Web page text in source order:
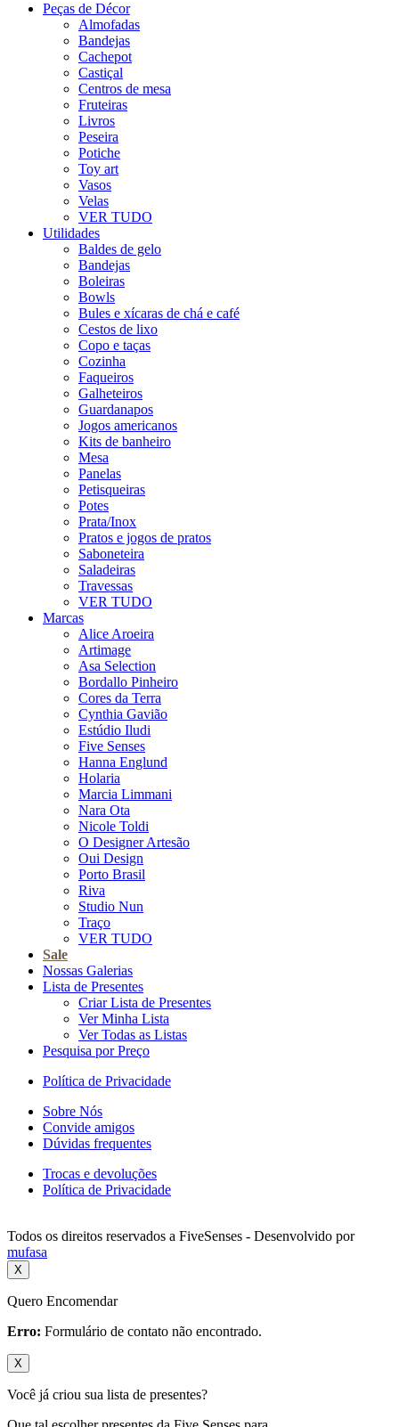
Peças de Décor
Almofadas
Bandejas
Cachepot
Castiçal
Centros de mesa
Fruteiras
Livros
Peseira
Potiche
Toy art
Vasos
Velas
VER TUDO
Utilidades
Baldes de gelo
Bandejas
Boleiras
Bowls
Bules e xícaras de chá e café
Cestos de lixo
Copo e taças
Cozinha
Faqueiros
Galheteiros
Guardanapos
Jogos americanos
Kits de banheiro
Mesa
Panelas
Petisqueiras
Potes
Prata/Inox
Pratos e jogos de pratos
Saboneteira
Saladeiras
Travessas
VER TUDO
Marcas
Alice Aroeira
Artimage
Asa Selection
Bordallo Pinheiro
Cores da Terra
Cynthia Gavião
Estúdio Iludi
Five Senses
Hanna Englund
Holaria
Marcia Limmani
Nara Ota
Nicole Toldi
O Designer Artesão
Oui Design
Porto Brasil
Riva
Studio Nun
Traço
VER TUDO
Sale
Nossas Galerias
Lista de Presentes
Criar Lista de Presentes
Ver Minha Lista
Ver Todas as Listas
Pesquisa por Preço
Política de Privacidade
Sobre Nós
Convide amigos
Dúvidas frequentes
Trocas e devoluções
Política de Privacidade
Todos os direitos reservados a FiveSenses - Desenvolvido por
mufasa
X
Quero Encomendar
Erro: Formulário de contato não encontrado.
X
Você já criou sua lista de presentes?